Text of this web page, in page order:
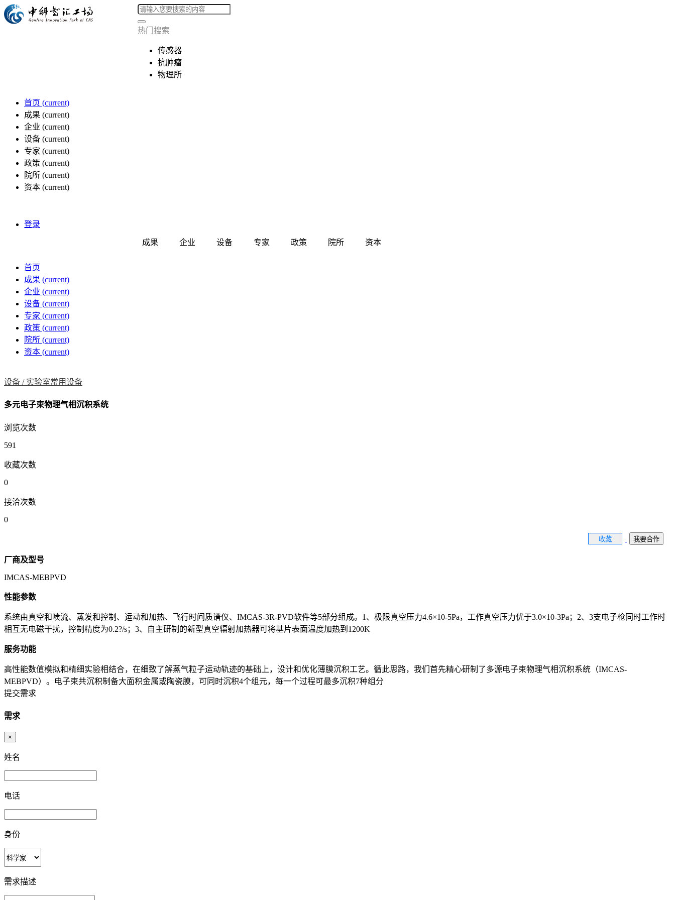
热门搜索
传感器
抗肿瘤
物理所
首页 (current)
成果 (current)
企业 (current)
设备 (current)
专家 (current)
政策 (current)
院所 (current)
资本 (current)
登录
成果 企业 设备 专家 政策 院所 资本
首页
成果 (current)
企业 (current)
设备 (current)
专家 (current)
政策 (current)
院所 (current)
资本 (current)
设备 / 实验室常用设备
多元电子束物理气相沉积系统
浏览次数
591
收藏次数
0
接洽次数
0
收藏 我要合作
厂商及型号
IMCAS-MEBPVD
性能参数
系统由真空和喷流、蒸发和控制、运动和加热、飞行时间质谱仪、IMCAS-3R-PVD软件等5部分组成。1、极限真空压力4.6×10-5Pa，工作真空压力优于3.0×10-3Pa；2、3支电子枪同时工作时
相互无电磁干扰，控制精度为0.2?/s；3、自主研制的新型真空辐射加热器可将基片表面温度加热到1200K
服务功能
高性能数值模拟和精细实验相结合，在细致了解蒸气粒子运动轨迹的基础上，设计和优化薄膜沉积工艺。循此思路，我们首先精心研制了多源电子束物理气相沉积系统（IMCAS-
MEBPVD）。电子束共沉积制备大面积金属或陶瓷膜，可同时沉积4个组元，每一个过程可最多沉积7种组分
提交需求
需求
×
姓名
电话
身份
需求描述